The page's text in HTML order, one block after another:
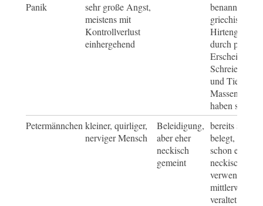
Panik
sehr große Angst,
meistens mit
Kontrollverlust
einhergehend
benannt nach
griechischen
Hirtengott
durch
Erscheinen
Schreien
und Tiere in
Massenangst
haben soll
Petermännchen kleiner, quirliger,
nerviger Mensch
Beleidigung,
aber eher
neckisch
gemeint
bereits seit
belegt, auch
schon eher als
neckischer
verwendet,
mittlerweile
veraltet